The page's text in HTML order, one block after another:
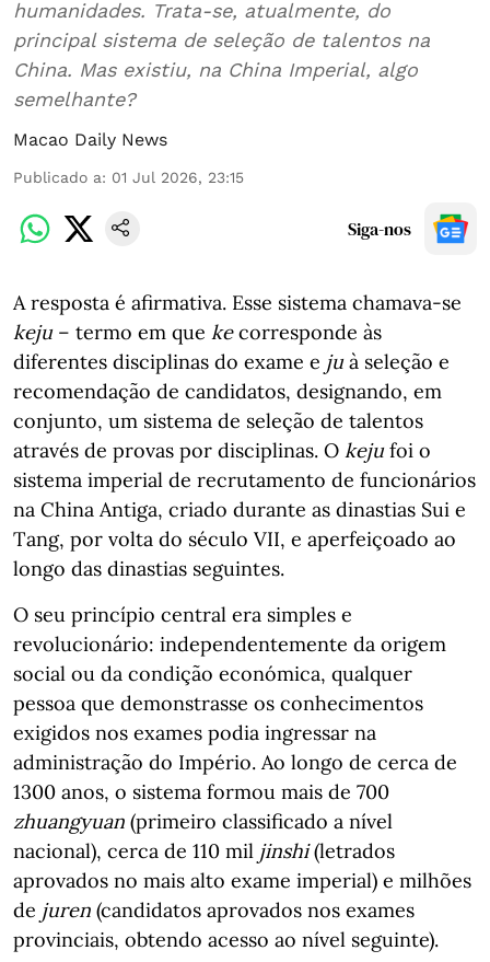
humanidades. Trata-se, atualmente, do
principal sistema de seleção de talentos na
China. Mas existiu, na China Imperial, algo
semelhante?
Macao Daily News
Publicado a: 01 Jul 2026, 23:15
Siga-nos
A resposta é afirmativa. Esse sistema chamava-se
keju– termo em que kecorresponde às
diferentes disciplinas do exame e juà seleção e
recomendação de candidatos, designando, em
conjunto, um sistema de seleção de talentos
através de provas por disciplinas. O kejufoi o
sistema imperial de recrutamento de funcionários
na China Antiga, criado durante as dinastias Sui e
Tang, por volta do século VII, e aperfeiçoado ao
longo das dinastias seguintes.
O seu princípio central era simples e
revolucionário: independentemente da origem
social ou da condição económica, qualquer
pessoa que demonstrasse os conhecimentos
exigidos nos exames podia ingressar na
administração do Império. Ao longo de cerca de
1300 anos, o sistema formou mais de 700
zhuangyuan (primeiro classificado a nível
nacional), cerca de 110 mil jinshi(letrados
aprovados no mais alto exame imperial) e milhões
de juren (candidatos aprovados nos exames
provinciais, obtendo acesso ao nível seguinte).